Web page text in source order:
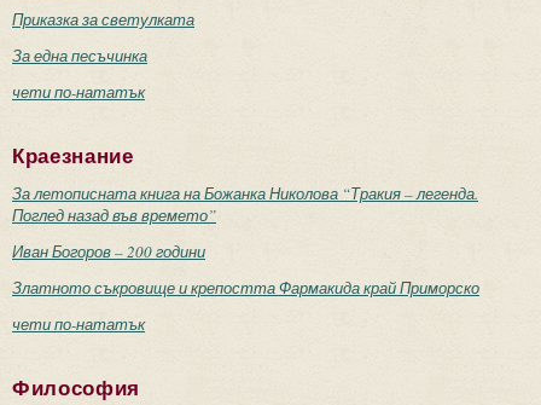
Приказка за светулката
За една песъчинка
чети по-нататък
Краезнание
За летописната книга на Божанка Николова “Тракия – легенда.
Поглед назад във времето”
Иван Богоров – 200 години
Златното съкровище и крепостта Фармакида край Приморско
чети по-нататък
Философия